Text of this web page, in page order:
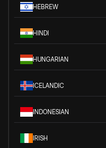
HEBREW
HINDI
HUNGARIAN
ICELANDIC
INDONESIAN
IRISH